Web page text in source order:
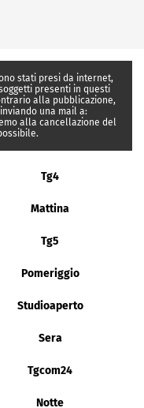
stati presi da internet,
presenti in questi
alla pubblicazione,
una mail a:
alla cancellazione del
Tg4
Mattina
Tg5
Pomeriggio
Studioaperto
Sera
Tgcom24
Notte